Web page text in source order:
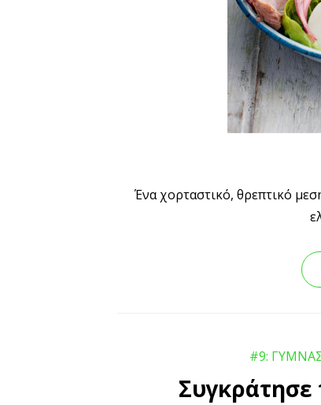
Ένα χορταστικό, θρεπτικό
#9:
Συγκράτησε